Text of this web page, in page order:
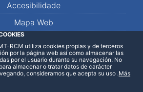
Accesibilidade
Mapa Web
RCM utiliza cookies propias y de terceros
por la página web así como almacenar las
por el usuario durante su navegación. No
almacenar o tratar datos de carácter
consideramos que acepta su uso .Más